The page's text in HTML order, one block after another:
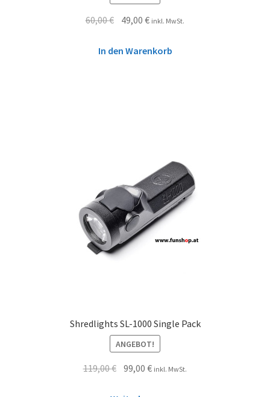
60,00€ 49,00€ inkl. MwSt.
In den Warenkorb
Shredlights SL-1000 Single Pack
ANGEBOT!
119,00€ 99,00€ inkl. MwSt.